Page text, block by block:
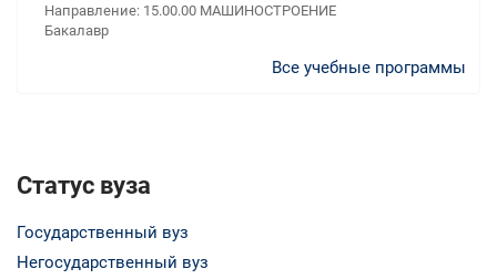
Направление: 15.00.00 МАШИНОСТРОЕНИЕ
Бакалавр
Все учебные программы
Статус вуза
Государственный вуз
Негосударственный вуз